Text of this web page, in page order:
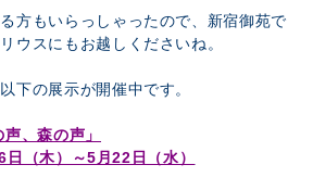
方もいらっしゃったので、新宿御苑で
ウスにもお越しくださいね。
下の展示が開催中です。
、森の声」
（木）～5月22日（水）